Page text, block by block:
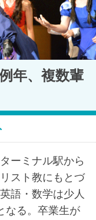
年、複数輩
ーミナル駅から
スト教にもとづ
語・数学は少人
なる。卒業生が